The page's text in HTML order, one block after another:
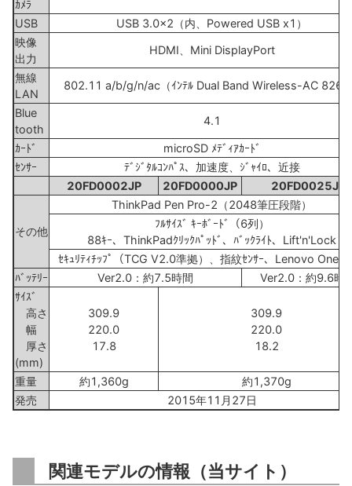
ｶﾒﾗ
USB
USB 3.0x2（内、Powered USB x1）
映像
出力
HDMI、Mini DisplayPort
無線
LAN
802.11 a/b/g/n/ac（ｲﾝﾃﾙ Dual Band Wireless-AC 8260
Blue
tooth
4.1
ｶｰﾄﾞ
microSD ﾒﾃﾞｨｱｶｰﾄﾞ
ｾﾝｻｰ
ﾃﾞｼﾞﾀﾙｺﾝﾊﾟｽ、加速度、ｼﾞｬｲﾛ、近接
20FD0002JP
20FD0000JP 20FD0025JP
その他
ThinkPad Pen Pro-2（2048筆圧段階）
ﾌﾙｻｲｽﾞ ｷｰﾎﾞｰﾄﾞ（6列）
88ｷｰ、ThinkPadｸﾘｯｸﾊﾟｯﾄﾞ、ﾊﾞｯｸﾗｲﾄ、Lift'n'Lock
ｾｷｭﾘﾃｨﾁｯﾌﾟ（TCG V2.0準拠）、指紋ｾﾝｻｰ、Lenovo
ﾊﾞｯﾃﾘｰ
Ver2.0：約7.5時間
Ver2.0：約9.6時
ｻｲｽﾞ
高さ
幅
厚さ
(mm)
309.9
220.0
17.8
309.9
220.0
18.2
重量 約1,360g
約1,370g
発売
2015年11月27日
関連モデルの情報（当サイト）